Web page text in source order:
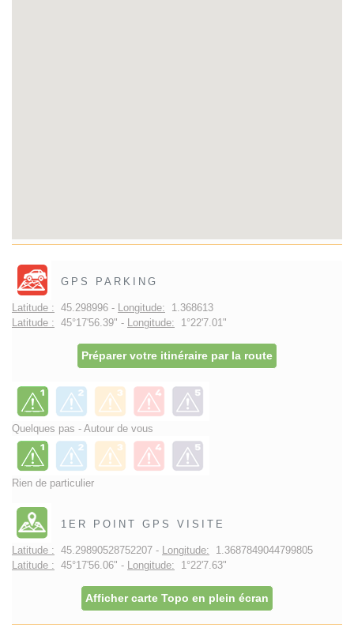
GPS PARKING
Latitude : 45.298996 - Longitude: 1.368613
Latitude : 45°17'56.39" - Longitude: 1°22'7.01"
Préparer votre itinéraire par la route
Quelques pas - Autour de vous
Rien de particulier
1ER POINT GPS VISITE
Latitude : 45.29890528752207 - Longitude: 1.3687849044799805
Latitude : 45°17'56.06" - Longitude: 1°22'7.63"
Afficher carte Topo en plein écran